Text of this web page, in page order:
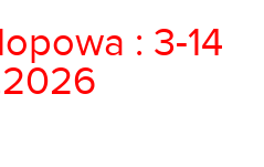
: 3-14